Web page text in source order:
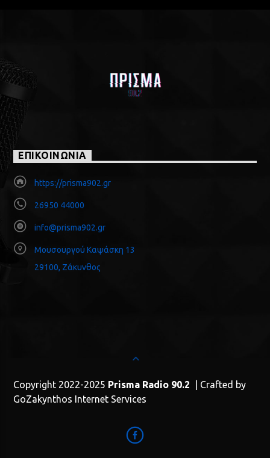
ΕΠΙΚΟΙΝΩΝΙΑ
https://prisma902.gr
26950 44000
info@prisma902.gr
Μουσουργού Καψάσκη 13
29100, Ζάκυνθος
Copyright 2022-2025 Prisma Radio 90.2 | Crafted by
GoZakynthos Internet Services